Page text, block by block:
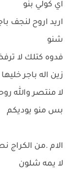
اي كولي بنو
اريد اروح لنجف
شنو
فدوه كتلك لا
زين اله باجر
لا منتصر والله
بس منو يوديكم
الام .من الكراج
لا يمه شلون